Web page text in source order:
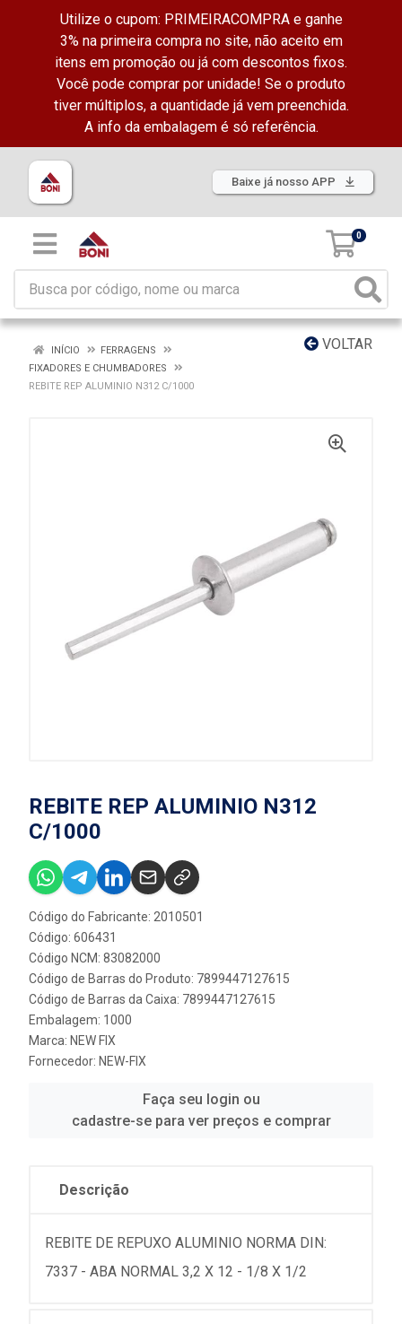
Utilize o cupom: PRIMEIRACOMPRA e ganhe
3% na primeira compra no site, não aceito em
itens em promoção ou já com descontos fixos.
Você pode comprar por unidade! Se o produto
tiver múltiplos, a quantidade já vem preenchida.
A info da embalagem é só referência.
Baixe já nosso APP
0
VOLTAR
INÍCIO
FERRAGENS
FIXADORES E CHUMBADORES
REBITE REP ALUMINIO N312 C/1000
REBITE REP ALUMINIO N312
C/1000
Código do Fabricante: 2010501
Código: 606431
Código NCM: 83082000
Código de Barras do Produto: 7899447127615
Código de Barras da Caixa: 7899447127615
Embalagem: 1000
Marca: NEW FIX
Fornecedor: NEW-FIX
Faça seu login ou
cadastre-se para ver preços e comprar
Descrição
REBITE DE REPUXO ALUMINIO NORMA DIN:
7337 - ABA NORMAL 3,2 X 12 - 1/8 X 1/2